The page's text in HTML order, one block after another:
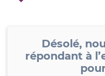
Désolé,
répondant à